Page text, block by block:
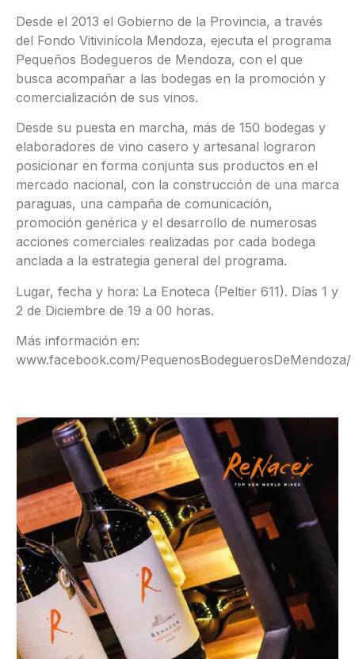
Desde el 2013 el Gobierno de la Provincia, a través
del Fondo Vitivinícola Mendoza, ejecuta el programa
Pequeños Bodegueros de Mendoza, con el que
busca acompañar a las bodegas en la promoción y
comercialización de sus vinos.
Desde su puesta en marcha, más de 150 bodegas y
elaboradores de vino casero y artesanal lograron
posicionar en forma conjunta sus productos en el
mercado nacional, con la construcción de una marca
paraguas, una campaña de comunicación,
promoción genérica y el desarrollo de numerosas
acciones comerciales realizadas por cada bodega
anclada a la estrategia general del programa.
Lugar, fecha y hora: La Enoteca (Peltier 611). Días 1 y
2 de Diciembre de 19 a 00 horas.
Más información en:
www.facebook.com/PequenosBodeguerosDeMendoza/